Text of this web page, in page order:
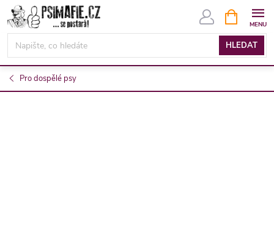
Přejít
na
obsah
HLEDAT
NÁKUPNÍ
KOŠÍK
Pro dospělé psy